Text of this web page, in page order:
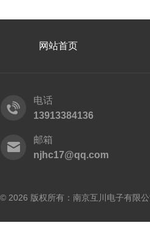
网站首页
电话
13913384136
邮箱
njhc17@qq.com
© 2026 版权所有：南京互川电子有限